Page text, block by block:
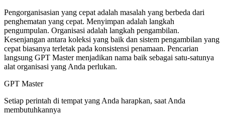
Pengorganisasian yang cepat adalah masalah yang berbeda dari
penghematan yang cepat. Menyimpan adalah langkah
pengumpulan. Organisasi adalah langkah pengambilan.
Kesenjangan antara koleksi yang baik dan sistem pengambilan yang
cepat biasanya terletak pada konsistensi penamaan. Pencarian
langsung GPT Master menjadikan nama baik sebagai satu-satunya
alat organisasi yang Anda perlukan.
GPT Master
Setiap perintah di tempat yang Anda harapkan, saat Anda
membutuhkannya